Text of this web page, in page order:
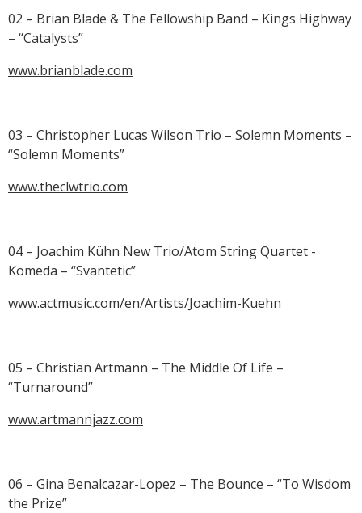
02 – Brian Blade & The Fellowship Band – Kings Highway
– “Catalysts”
www.brianblade.com
03 – Christopher Lucas Wilson Trio – Solemn Moments –
“Solemn Moments”
www.theclwtrio.com
04 – Joachim Kühn New Trio/Atom String Quartet -
Komeda – “Svantetic”
www.actmusic.com/en/Artists/Joachim-Kuehn
05 – Christian Artmann – The Middle Of Life –
“Turnaround”
www.artmannjazz.com
06 – Gina Benalcazar-Lopez – The Bounce – “To Wisdom
the Prize”